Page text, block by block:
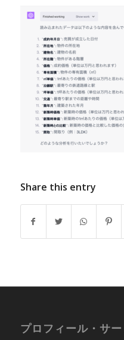
Share this entry
プロフィール・サ